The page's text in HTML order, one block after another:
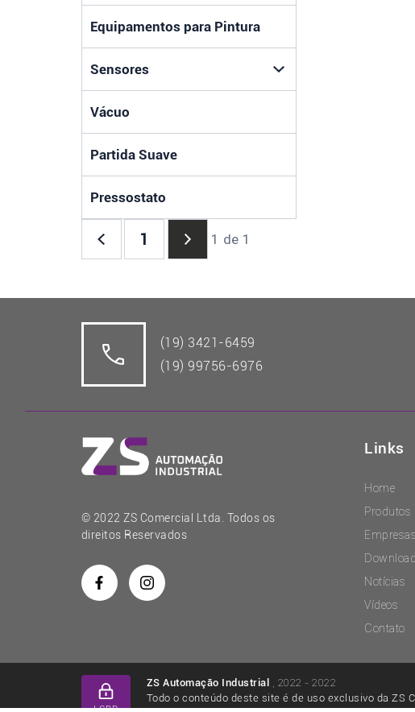
Equipamentos para Pintura
Sensores
Vácuo
Partida Suave
Pressostato
1 1 de 1
(19) 3421-6459
(19) 99756-6976
© 2022 ZS Comercial Ltda. Todos os
direitos Reservados
Links
Home
Produtos
Empresas
Notícias
Vídeos
Contato
LGPD
ZS Automação Industrial , 2022 - 2022
Todo o conteúdo deste site é de uso exclusivo da ZS